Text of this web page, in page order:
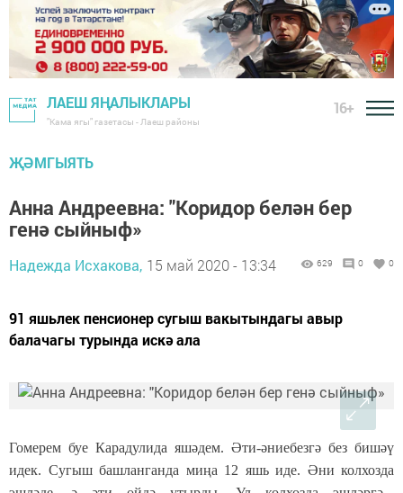
ЛАЕШ ЯҢАЛЫКЛАРЫ
"Кама ягы" газетасы - Лаеш районы
16+
ҖӘМГЫЯТЬ
Анна Андреевна: "Коридор белән бер
генә сыйныф»
Надежда Исхакова, 15 май 2020 - 13:34 629 0 0
91 яшьлек пенсионер сугыш вакытындагы авыр
балачагы турында искә ала
Гомерем буе Карадулида яшәдем. Әти-әниебезгә без бишәү
идек. Сугыш башланганда миңа 12 яшь иде. Әни колхозда